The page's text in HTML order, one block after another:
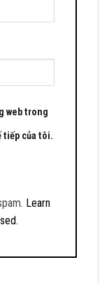
web trong
tiếp của tôi.
Learn